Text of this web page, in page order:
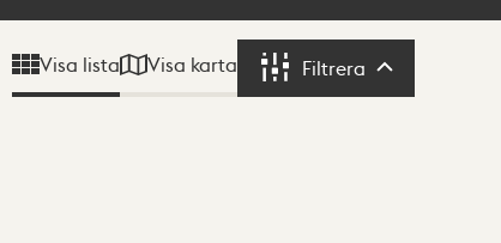
Visa lista Visa karta Filtrera Filtrera